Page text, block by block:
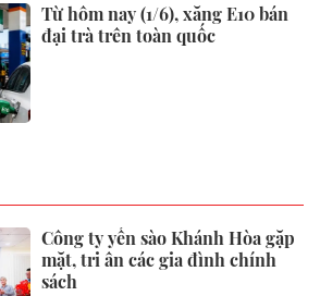
Từ hôm nay (1/6), xăng E10 bán
đại trà trên toàn quốc
Công ty yến sào Khánh Hòa gặp
mặt, tri ân các gia đình chính
sách